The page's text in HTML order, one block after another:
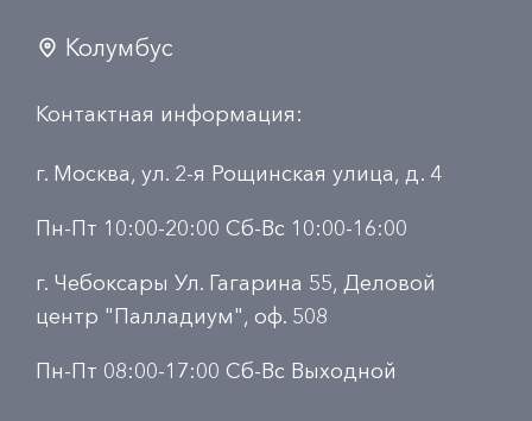
Колумбус
Контактная информация:
г. Москва, ул. 2-я Рощинская улица, д. 4
Пн-Пт 10:00-20:00 Сб-Вс 10:00-16:00
г. Чебоксары Ул. Гагарина 55, Деловой
центр "Палладиум", оф. 508
Пн-Пт 08:00-17:00 Сб-Вс Выходной